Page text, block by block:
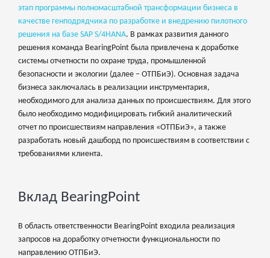
этап программы полномасштабной трансформации бизнеса в
качестве генподрядчика по разработке и внедрению пилотного
решения на базе SAP S/4HANA. В рамках развития данного
решения команда BearingPoint была привлечена к доработке
системы отчетности по охране труда, промышленной
безопасности и экологии (далее – ОТПБиЭ). Основная задача
бизнеса заключалась в реализации инструментария,
необходимого для анализа данных по происшествиям. Для этого
было необходимо модифицировать гибкий аналитический
отчет по происшествиям направления «ОТПБиЭ», а также
разработать новый дашборд по происшествиям в соответствии с
требованиями клиента.
Вклад BearingPoint
В область ответственности BearingPoint входила реализация
запросов на доработку отчетности функциональности по
направлению ОТПБиЭ.